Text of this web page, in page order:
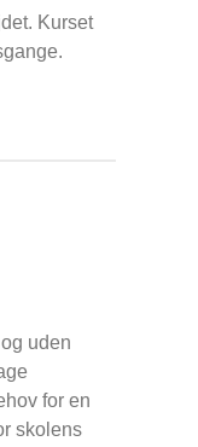
Kurset
uden
for en
skolens